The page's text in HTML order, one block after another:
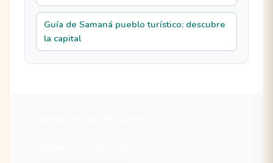
Guía de Samaná pueblo turístico: descubre
la capital